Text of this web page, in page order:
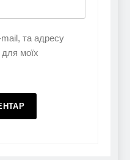
та адресу
моїх